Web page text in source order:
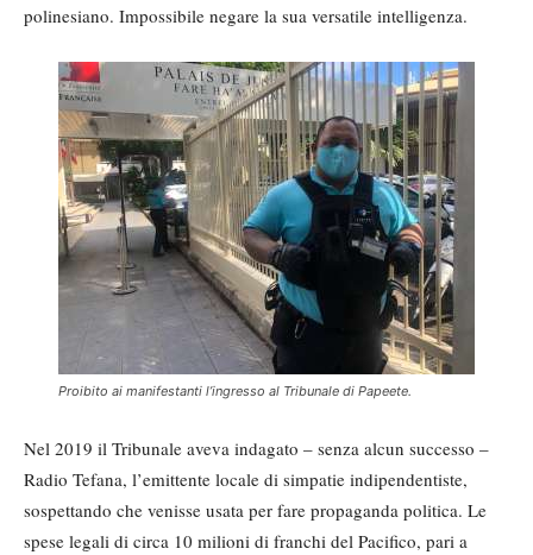
polinesiano. Impossibile negare la sua versatile intelligenza.
Proibito ai manifestanti l’ingresso al Tribunale di Papeete.
Nel 2019 il Tribunale aveva indagato – senza alcun successo –
Radio Tefana, l’emittente locale di simpatie indipendentiste,
sospettando che venisse usata per fare propaganda politica. Le
spese legali di circa 10 milioni di franchi del Pacifico, pari a